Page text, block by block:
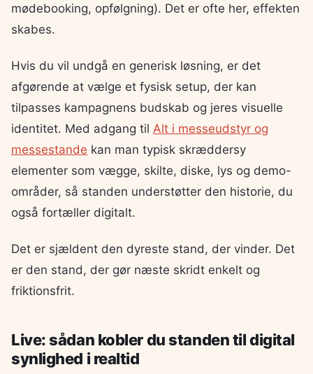
mødebooking, opfølgning). Det er ofte her, effekten
skabes.
Hvis du vil undgå en generisk løsning, er det
afgørende at vælge et fysisk setup, der kan
tilpasses kampagnens budskab og jeres visuelle
identitet. Med adgang til Alt i messeudstyr og
messestande kan man typisk skræddersy
elementer som vægge, skilte, diske, lys og demo-
områder, så standen understøtter den historie, du
også fortæller digitalt.
Det er sjældent den dyreste stand, der vinder. Det
er den stand, der gør næste skridt enkelt og
friktionsfrit.
Live: sådan kobler du standen til digital
synlighed i realtid